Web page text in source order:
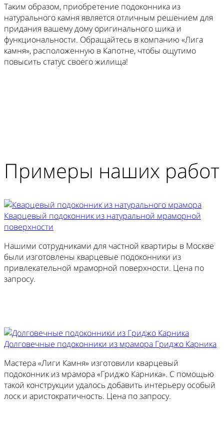
Таким образом, приобретение подоконника из
натурального камня является отличным решением для
придания вашему дому оригинального шика и
функциональности. Обращайтесь в компанию «Лига
камня», расположенную в Капотне, чтобы ощутимо
повысить статус своего жилища!
Примеры наших работ
Кварцевый подоконник из натуральной мраморной
поверхности
Нашими сотрудниками для частной квартиры в Москве
были изготовлены кварцевые подоконники из
привлекательной мраморной поверхности. Цена по
запросу.
Долговечные подоконники из мрамора Гриджо Карника
Мастера «Лиги Камня» изготовили кварцевый
подоконник из мрамора «Гриджо Карника». С помощью
такой конструкции удалось добавить интерьеру особый
лоск и аристократичность. Цена по запросу.